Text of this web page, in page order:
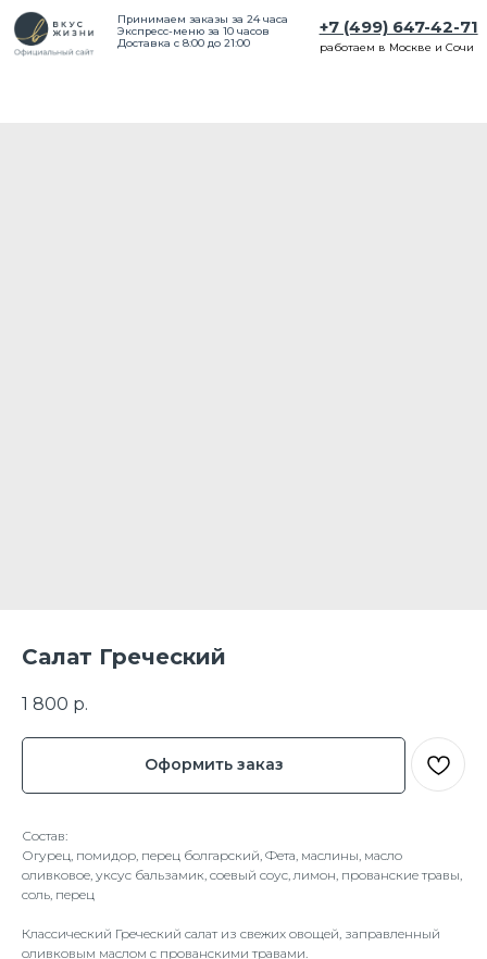
+7 (499) 647-42-71
работаем в Москве и Сочи
Принимаем заказы за 24 часа
Экспресс-меню за 10 часов
Доставка с 8:00 до 21:00
Салат Греческий
1 800 р.
Оформить заказ
Состав:
Огурец, помидор, перец болгарский, Фета, маслины, масло
оливковое, уксус бальзамик, соевый соус, лимон, прованские травы,
соль, перец
Классический Греческий салат из свежих овощей, заправленный
оливковым маслом с прованскими травами.